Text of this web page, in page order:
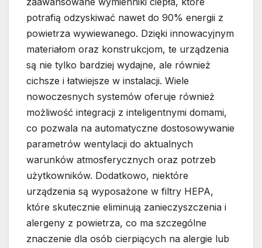
potrafią odzyskiwać nawet do 90% energii z
powietrza wywiewanego. Dzięki innowacyjnym
materiałom oraz konstrukcjom, te urządzenia
są nie tylko bardziej wydajne, ale również
cichsze i łatwiejsze w instalacji. Wiele
nowoczesnych systemów oferuje również
możliwość integracji z inteligentnymi domami,
co pozwala na automatyczne dostosowywanie
parametrów wentylacji do aktualnych
warunków atmosferycznych oraz potrzeb
użytkowników. Dodatkowo, niektóre
urządzenia są wyposażone w filtry HEPA,
które skutecznie eliminują zanieczyszczenia i
alergeny z powietrza, co ma szczególne
znaczenie dla osób cierpiących na alergie lub